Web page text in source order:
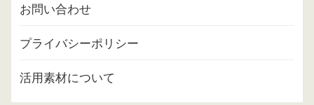
お問い合わせ
プライバシーポリシー
活用素材について